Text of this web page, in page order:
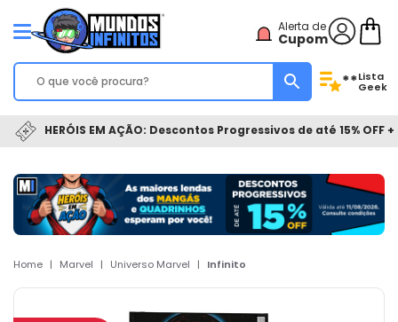
Alerta de
Cupom
**Lista
Geek
HERÓIS EM AÇÃO: Descontos Progressivos de até 15% OFF
Home | Marvel | Universo Marvel | Infinito